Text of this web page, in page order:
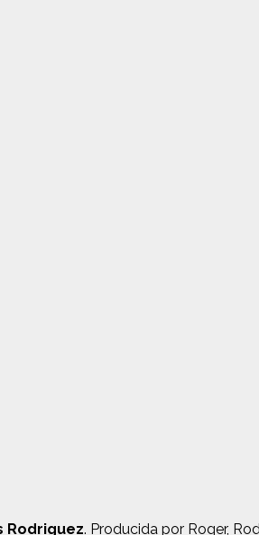
Rodriguez. Producida por Roger,